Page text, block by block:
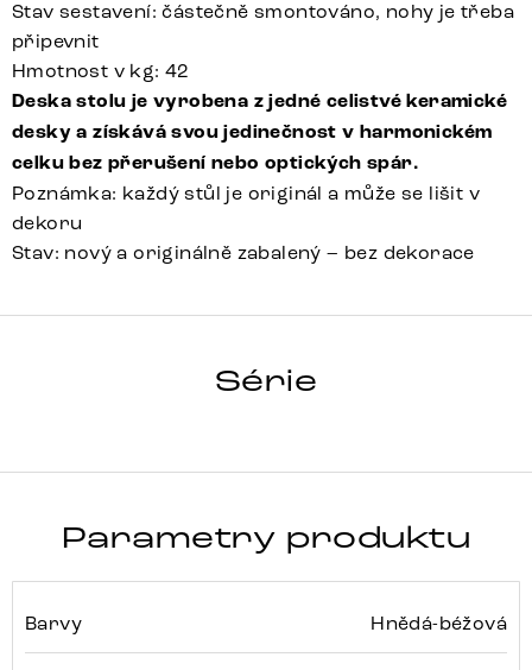
Stav sestavení: částečně smontováno, nohy je třeba
připevnit
Hmotnost v kg: 42
Deska stolu je vyrobena z jedné celistvé keramické
desky a získává svou jedinečnost v harmonickém
celku bez přerušení nebo optických spár.
Poznámka: každý stůl je originál a může se lišit v
dekoru
Stav: nový a originálně zabalený – bez dekorace
Série
Parametry produktu
Barvy Hnědá-béžová